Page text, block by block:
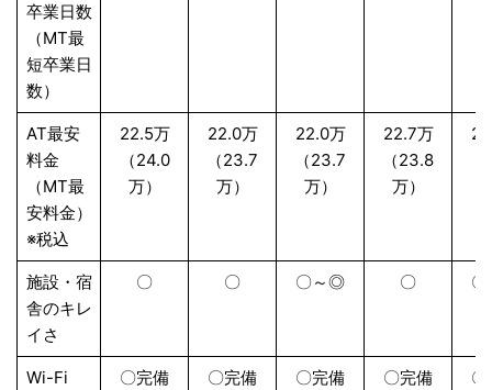
卒業日数
（MT最
短卒業日
数）
AT最安
料金
（MT最
安料金）
※税込
22.5万
（24.0
万）
22.0万
（23.7
万）
22.0万
（23.7
万）
22.7万
（23.8
万）
施設・宿
舎のキレ
イさ
〇 〇 〇～◎ 〇
Wi-Fi 〇完備 〇完備 〇完備 〇完備 〇